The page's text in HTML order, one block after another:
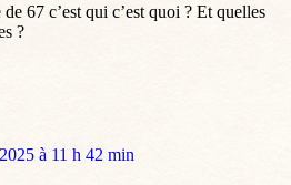
67 c’est qui c’est quoi ? Et quelles
?
à 11 h 42 min